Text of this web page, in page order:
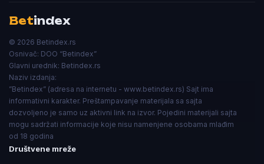
Betindex
© 2026 Betindex.rs
Osnivač: DOO “Betindex”
Glavni urednik: Betindex.rs
Naziv izdanja:
”Betindex” (adresa na internetu - www.betindex.rs) Sajt ima
informativni karakter. Preštampavanje materijala sa sajta
dozvoljeno je samo uz aktivni link na izvor. Pojedini materijali sajta
mogu sadržati informacije koje nisu namenjene osobama mlađim
od 18 godina
Društvene mreže